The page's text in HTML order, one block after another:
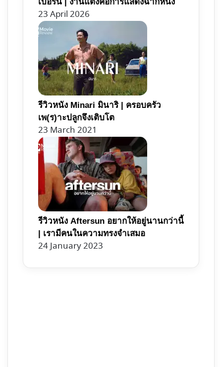
23 April 2026
รีวิวหนัง Minari มินาริ | ครอบครัว
เพ(ร)าะปลูกจึงเติบโต
23 March 2021
รีวิวหนัง Aftersun อยากให้อยู่นานกว่านี้
| เรามีคนในความทรงจำเสมอ
24 January 2023